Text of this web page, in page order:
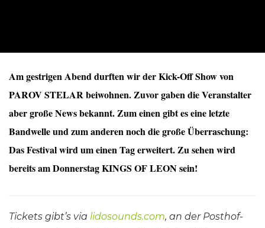
Am gestrigen Abend durften wir der Kick-Off Show von
PAROV STELAR beiwohnen. Zuvor gaben die Veranstalter
aber große News bekannt. Zum einen gibt es eine letzte
Bandwelle und zum anderen noch die große Überraschung:
Das Festival wird um einen Tag erweitert. Zu sehen wird
bereits am Donnerstag KINGS OF LEON sein!
Tickets gibt’s via lidosounds.com, an der Posthof-